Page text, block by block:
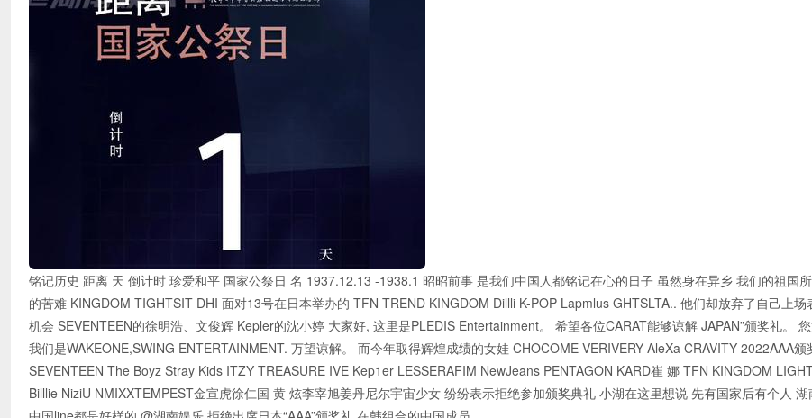
铭记历史 距离 天 倒计时 珍爱和平 国家公祭日 名 1937.12.13 -1938.1 昭昭前事 是我们中国人都铭记在心的日子 虽然身在异乡 我们的祖国
的苦难 KINGDOM TIGHTSIT DHI 面对13号在日本举办的 TFN TREND KINGDOM Dillli K-POP Lapmlus GHTSLTA.. 他们却放弃了自己上场
机会 SEVENTEEN的徐明浩、文俊辉 Kepler的沈小婷 大家好, 这里是PLEDIS Entertainment。 希望各位CARAT能够谅解 JAPAN”颁奖礼。 您
我们是WAKEONE,SWING ENTERTAINMENT. 万望谅解。 而今年取得辉煌成绩的女娃 CHOCOME VERIVERY AleXa CRAVITY 2022AAA颁
SEVENTEEN The Boyz Stray Kids ITZY TREASURE IVE Kep1er LESSERAFIM NewJeans PENTAGON KARD崔 娜 TFN KINGDOM
Billlie NiziU NMIXXTEMPEST金宣虎徐仁国 黄 炫李宰旭姜丹尼尔宇宙少女 纷纷表示拒绝参加颁奖典礼 小湖在这里想说 先有国家后有个人